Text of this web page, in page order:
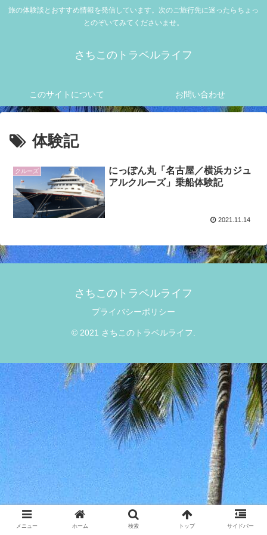
旅の体験談とおすすめ情報を発信しています。次のご旅行先に迷ったらちょっ
とのぞいてみてくださいませ。
さちこのトラベルライフ
このサイトについて お問い合わせ
体験記
クルーズ
にっぽん丸「名古屋／横浜カジュ
アルクルーズ」乗船体験記
2021.11.14
さちこのトラベルライフ
プライバシーポリシー
© 2021 さちこのトラベルライフ.
メニュー ホーム 検索 トップ サイドバー